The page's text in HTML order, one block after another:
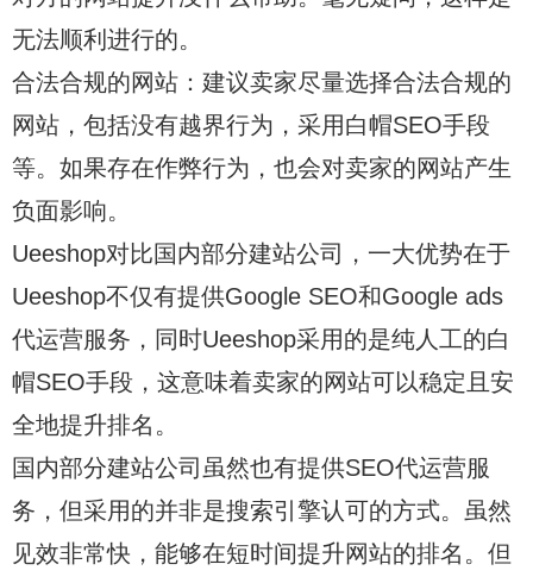
无法顺利进行的。
合法合规的网站：建议卖家尽量选择合法合规的
网站，包括没有越界行为，采用白帽SEO手段
等。如果存在作弊行为，也会对卖家的网站产生
负面影响。
Ueeshop对比国内部分建站公司，一大优势在于
Ueeshop不仅有提供Google SEO和Google ads
代运营服务，同时Ueeshop采用的是纯人工的白
帽SEO手段，这意味着卖家的网站可以稳定且安
全地提升排名。
国内部分建站公司虽然也有提供SEO代运营服
务，但采用的并非是搜索引擎认可的方式。虽然
见效非常快，能够在短时间提升网站的排名。但